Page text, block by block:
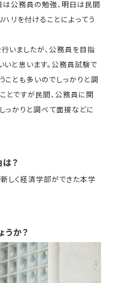
は公務員の勉強、明日は民間
リを付けることによってう
いましたが、公務員を目指
と思います。公務員試験で
とも多いのでしっかりと調
とですが民間、公務員に関
っかりと調べて面接などに
？
しく経済学部ができた本学
うか？